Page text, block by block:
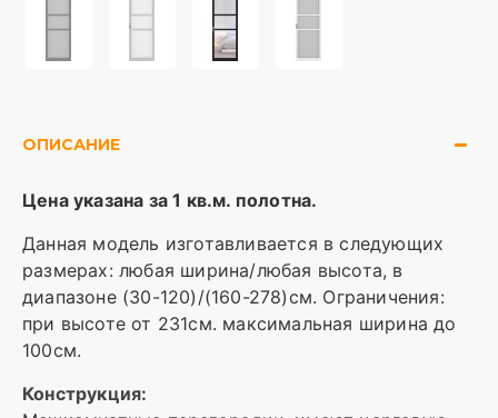
ОПИСАНИЕ
Цена указана за 1 кв.м. полотна.
Данная модель изготавливается в следующих
размерах: любая ширина/любая высота, в
диапазоне (30-120)/(160-278)см. Ограничения:
при высоте от 231см. максимальная ширина до
100см.
Конструкция: